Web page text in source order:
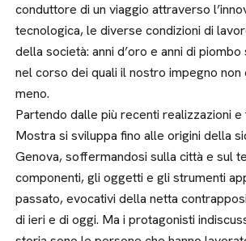
conduttore di un viaggio attraverso
tecnologica, le diverse condizioni di
della società: anni d’oro e anni di
nel corso dei quali il nostro impegno non
meno.
Partendo dalle più recenti realizzazioni
Mostra si sviluppa fino alle origini della
Genova, soffermandosi sulla città e sul
componenti, gli oggetti e gli strumenti
passato, evocativi della netta
di ieri e di oggi. Ma i protagonisti